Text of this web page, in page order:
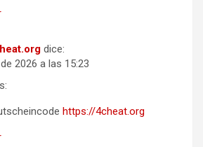
dice:
2026 a las 15:23
https://4cheat.org